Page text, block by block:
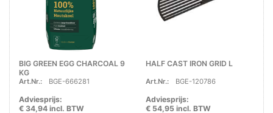
BIG GREEN EGG CHARCOAL 9
KG
Art.Nr.: BGE-666281
Adviesprijs:
€ 34,94 incl. BTW
HALF CAST IRON GRID L
Art.Nr.: BGE-120786
Adviesprijs:
€ 54,95 incl. BTW